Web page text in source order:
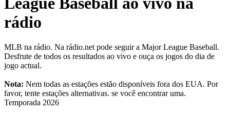
rádio
MLB na rádio. Na rádio.net pode seguir a Major League Baseball.
Desfrute de todos os resultados ao vivo e ouça os jogos do dia de
jogo actual.
Nota: Nem todas as estações estão disponíveis fora dos EUA. Por
favor, tente estações alternativas. se você encontrar uma.
Temporada 2026